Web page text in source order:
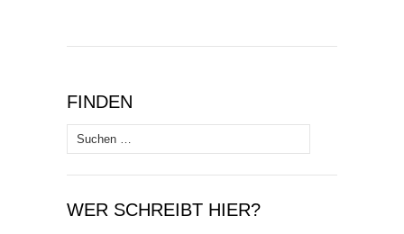
FINDEN
Suchen
nach:
WER SCHREIBT HIER?